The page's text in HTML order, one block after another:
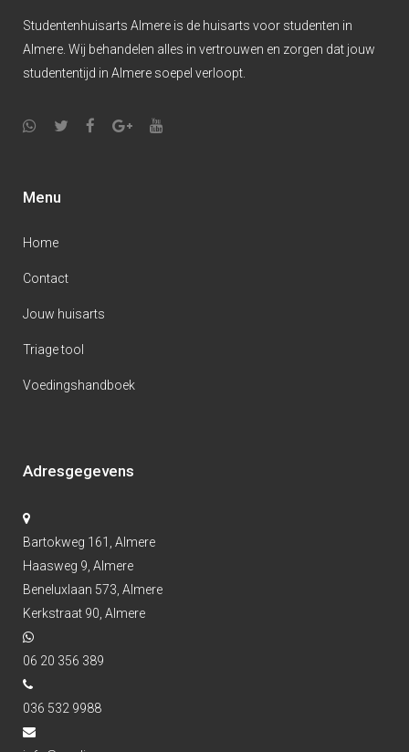
Studentenhuisarts Almere is de huisarts voor studenten in
Almere. Wij behandelen alles in vertrouwen en zorgen dat jouw
studententijd in Almere soepel verloopt.
Menu
Home
Contact
Jouw huisarts
Triage tool
Voedingshandboek
Adresgegevens
Bartokweg 161, Almere
Haasweg 9, Almere
Beneluxlaan 573, Almere
Kerkstraat 90, Almere
06 20 356 389
036 532 9988